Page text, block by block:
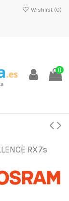
Wishlist (0)
0